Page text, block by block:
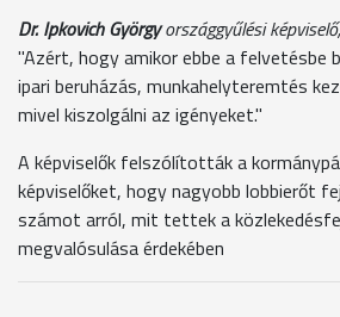
Dr. Ipkovich Györgyországgyűlési
"Azért, hogy amikor ebbe a felvetésbe
ipari beruházás, munkahelyteremtés
mivel kiszolgálni az igényeket."
A képviselők felszólították a
képviselőket, hogy nagyobb lobbierőt
számot arról, mit tettek a
megvalósulása érdekében